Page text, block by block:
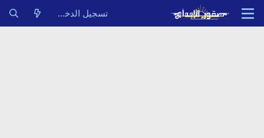
تسجيل الدخول